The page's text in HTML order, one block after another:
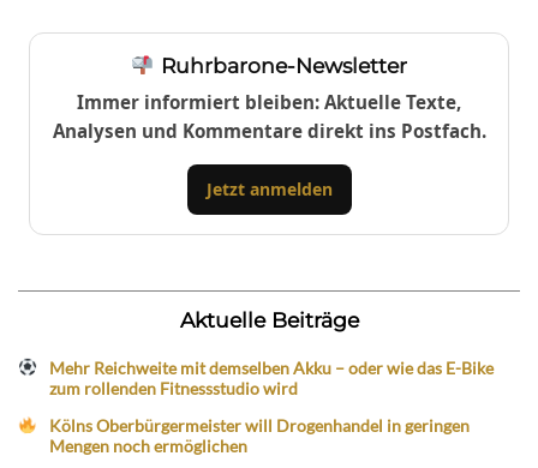
Ruhrbarone-Newsletter
Immer informiert bleiben: Aktuelle Texte,
Analysen und Kommentare direkt ins Postfach.
Jetzt anmelden
Aktuelle Beiträge
Mehr Reichweite mit demselben Akku – oder wie das E-Bike
zum rollenden Fitnessstudio wird
Kölns Oberbürgermeister will Drogenhandel in geringen
Mengen noch ermöglichen